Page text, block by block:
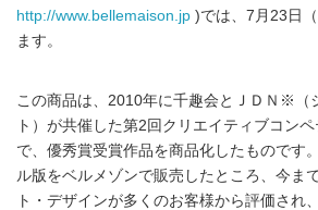
http://www.bellemaison.jp )では、7月23日
ます。
この商品は、2010年に千趣会とＪＤＮ※（
ト）が共催した第2回クリエイティブコン
で、優秀賞受賞作品を商品化したものです
ル版をベルメゾンで販売したところ、今ま
ト・デザインが多くのお客様から評価され